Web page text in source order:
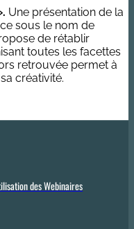
Une présentation de la
sous le nom de
de rétablir
toutes les facettes
retrouvée permet à
créativité.
des Webinaires